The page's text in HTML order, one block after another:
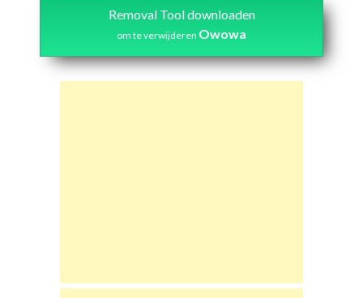
Removal Tool downloaden
om te verwijderen Owowa